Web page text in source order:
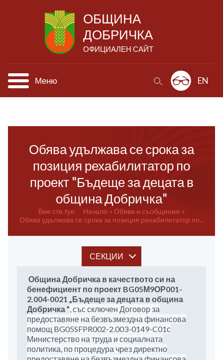
ОБЩИНА
ДОБРИЧКА
ОФИЦИАЛЕН САЙТ
Меню EN
Обява удължава се срока за
позиция рехабилитатор по
проект "Бъдеще за децата в
община Добричка"
Вие сте тук: Начало
Обяви и съобщения
Обява удължава се срока за позиция рехабилитатор по...
СЕКЦИИ
Община Добричка в качеството си на
бенефициент по проект BG05М9ОР001-
2.004-0021 „Бъдеще за децата в община
Добричка ”, със сключен Договор за
предоставяне на безвъзмездна финансова
помощ BG05SFPR002-2.003-0149-C01с
Министерство на труда и социалната
политика, по процедура чрез директно